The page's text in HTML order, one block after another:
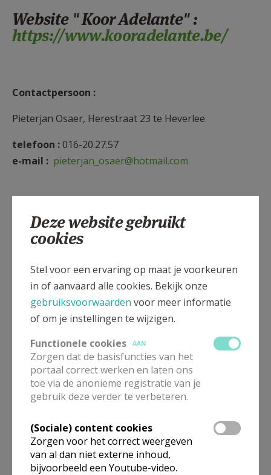
Website " Koor Adelante" :
https://www.kooradelante.be/
Contactpersoon :
Pieterjan Osaer, Herestraat 23 te Heverlee
telefoon : 016-20.27.57
e-mail : pieterjan_osaer@hotmail.com
Parochie Terbank Heverlee
Meer
Artikel
Deel dit artikel
Deze website gebruikt
cookies
Stel voor een ervaring op maat je voorkeuren
in of aanvaard alle cookies. Bekijk onze
gebruiksvoorwaarden voor meer informatie
of om je instellingen te wijzigen.
Functionele cookies
AAN
Zorgen dat de basisfuncties van het
portaal correct werken en laten ons
toe via de anonieme registratie van je
gebruik deze verder te verbeteren.
(Sociale) content cookies
Zorgen voor het correct weergeven
van al dan niet externe inhoud,
bijvoorbeeld een Youtube-video.